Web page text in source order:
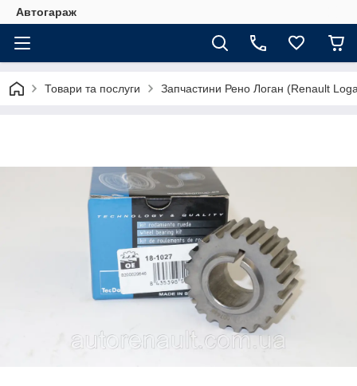
Автогараж
Товари та послуги Запчастини Рено Логан (Renault